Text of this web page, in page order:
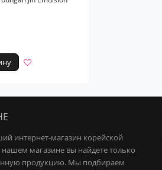
интернет-магазин корейской
нашем магазине вы найдете только
продукцию. Мы подбираем